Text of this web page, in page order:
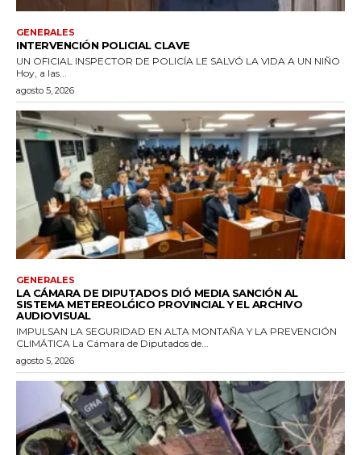
GENERALES
INTERVENCIÓN POLICIAL CLAVE
UN OFICIAL INSPECTOR DE POLICÍA LE SALVÓ LA VIDA A UN NIÑO
Hoy, a las...
agosto 5, 2026
GENERALES
LA CÁMARA DE DIPUTADOS DIÓ MEDIA SANCIÓN AL
SISTEMA METEREOLǴICO PROVINCIAL Y EL ARCHIVO
AUDIOVISUAL
IMPULSAN LA SEGURIDAD EN ALTA MONTAÑA Y LA PREVENCIÓN
CLIMÁTICA La Cámara de Diputados de...
agosto 5, 2026